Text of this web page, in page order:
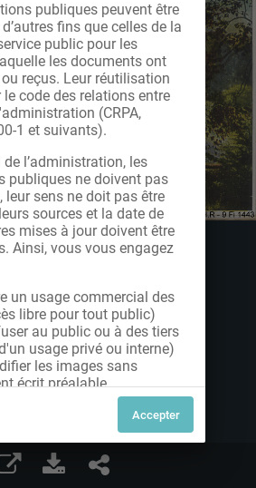
publiques peuvent être
fins que celles de la
public pour les
les documents ont
reçus. Leur réutilisation
le code des relations entre
(CRPA,
1 et suivants).
l’administration, les
publiques ne doivent pas
leur sens ne doit pas être
sources et la date de
mises à jour doivent être
Ainsi, vous vous engagez
un usage commercial des
libre pour tout public)
au public ou à des tiers
usage privé ou interne)
les images sans
écrit préalable
contraire, nous vous invitons
afin de solliciter le type
parmi celles
le cas échéant, acquitter